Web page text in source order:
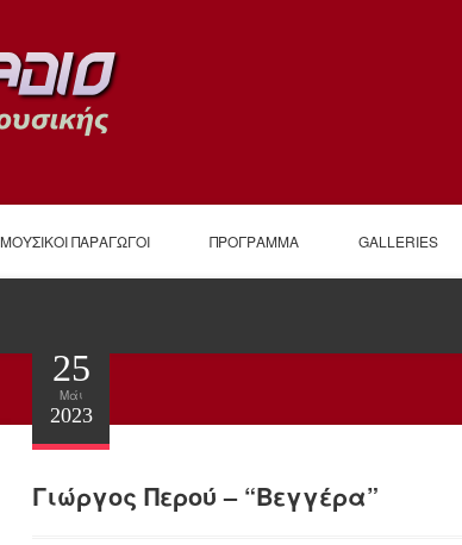
ΜΟΥΣΙΚΟΙ ΠΑΡΑΓΩΓΟΙ ΠΡΟΓΡΑΜΜΑ GALLERIES
25
Μάι
2023
Γιώργος Περού – “Βεγγέρα”